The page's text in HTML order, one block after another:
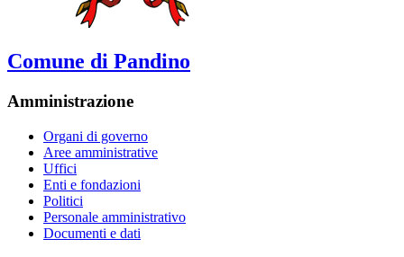
Comune di Pandino
Amministrazione
Organi di governo
Aree amministrative
Uffici
Enti e fondazioni
Politici
Personale amministrativo
Documenti e dati